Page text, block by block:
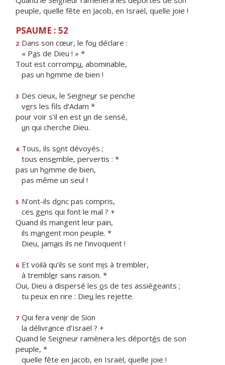
peuple, quelle fête en Jacob, en Israël, quelle joie !
PSAUME : 52
2 Dans son cœur, le fou déclare :
« Pas de Dieu ! » *
Tout est corrompu, abominable,
pas un homme de bien !
3 Des cieux, le Seigneur se penche
vers les fils d’Adam *
pour voir s’il en est un de sensé,
un qui cherche Dieu.
4 Tous, ils sont dévoyés ;
tous ensemble, pervertis : *
pas un homme de bien,
pas même un seul !
5 N’ont-ils donc pas compris,
ces gens qui font le mal ? +
Quand ils mangent leur pain,
ils mangent mon peuple. *
Dieu, jamais ils ne l’invoquent !
6 Et voilà qu’ils se sont mis à trembler,
à trembler sans raison. *
Oui, Dieu a dispersé les os de tes assiégeants ;
tu peux en rire : Dieu les rejette.
7 Qui fera venir de Sion
la délivrance d’Israël ? +
Quand le Seigneur ramènera les déportés de son
peuple, *
quelle fête en Jacob, en Israël, quelle joie !